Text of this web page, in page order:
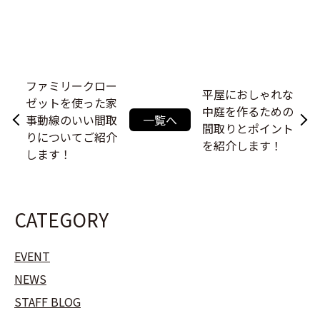
ファミリークロー
ゼットを使った家
事動線のいい間取
りについてご紹介
します！
一覧へ
平屋におしゃれな
中庭を作るための
間取りとポイント
を紹介します！
CATEGORY
EVENT
NEWS
STAFF BLOG